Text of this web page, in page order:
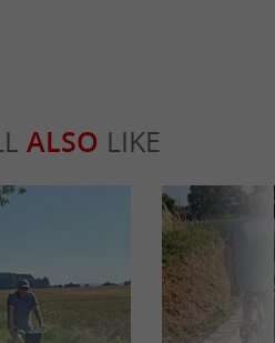
ALSO LIKE